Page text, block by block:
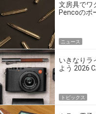
文房具でワ
Pencoのボ
ニュース
いきなりラ
よう 2026
トピックス